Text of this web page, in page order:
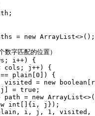
= new ArrayList<>();
字匹配的位置）
i++) {
cols; j++) {
plain[0]) {
visited = new
= true;
path = new
int[]{i, j});
i, j, 1, visited,